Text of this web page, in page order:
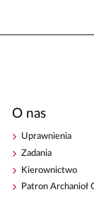
O nas
Uprawnienia
Zadania
Kierownictwo
Patron Archanioł